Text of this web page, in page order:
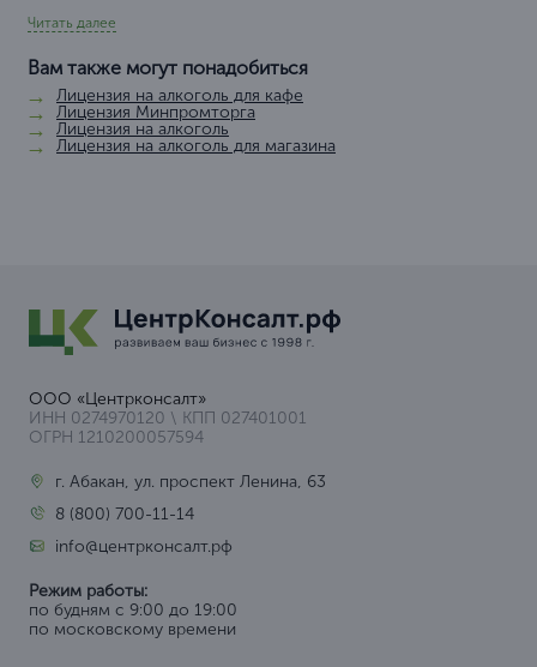
Читать далее
Вам также могут понадобиться
Лицензия на алкоголь для кафе
Лицензия Минпромторга
Лицензия на алкоголь
Лицензия на алкоголь для магазина
ООО «Центрконсалт»
ИНН 0274970120 \ КПП 027401001
ОГРН 1210200057594
г. Абакан, ул. проспект Ленина, 63
8 (800) 700-11-14
info@центрконсалт.рф
Режим работы:
по будням с 9:00 до 19:00
по московскому времени